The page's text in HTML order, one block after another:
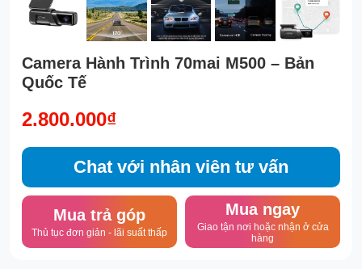
Camera Hành Trình 70mai M500 – Bản
Quốc Tế
2.800.000₫
Chat với nhân viên tư vấn
Mua trả góp
Thủ tục đơn giản - lãi suất thấp
Mua ngay
Giao tận nơi hoặc nhận ở cửa
hàng